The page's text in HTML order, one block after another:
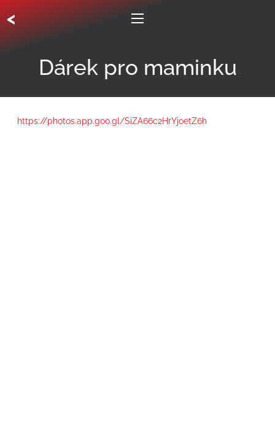
<
Dárek pro maminku
https://photos.app.goo.gl/SiZA66c2HrYjoetZ6h